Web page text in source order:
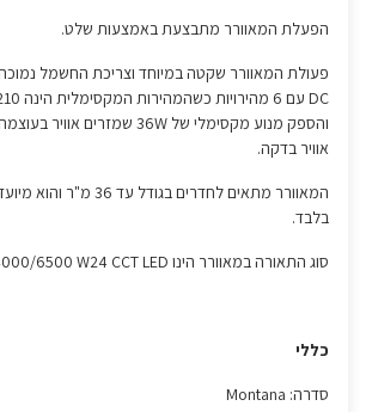
הפעלת המאוורר מתבצעת באמצעות שלט.
פעולת המאוורר שקטה במיוחד וצריכת החשמל
אוויר בדקה.
המאוורר מתאים לחדרים בגודל
בלבד.
סוג התאורה במאוורר הינו 3000K/4000/6500 W24 CCT LED.
כללי
סדרה: Montana